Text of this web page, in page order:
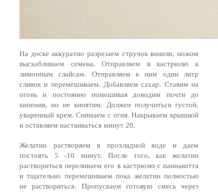
На доске аккуратно разрезаем стручок ванили, ножом
выскабливаем семена. Отправляем в кастрюлю к
лимонным слайсам. Отправляем к ним один литр
сливок и перемешиваем. Добавляем сахар. Ставим на
огонь и постоянно помешивая доводим почти до
кипения, но не кипятим. Должен получиться густой,
уваренный крем. Снимаем с огня. Накрываем крышкой
и оставляем настаиваться минут 20.
Желатин растворяем в прохладной воде и даем
постоять 5 -10 минут. После того, как желатин
раствориться переливаем его в кастрюлю с паннакотта
и тщательно перемешиваем пока желатин полностью
не раствориться. Пропускаем готовую смесь через